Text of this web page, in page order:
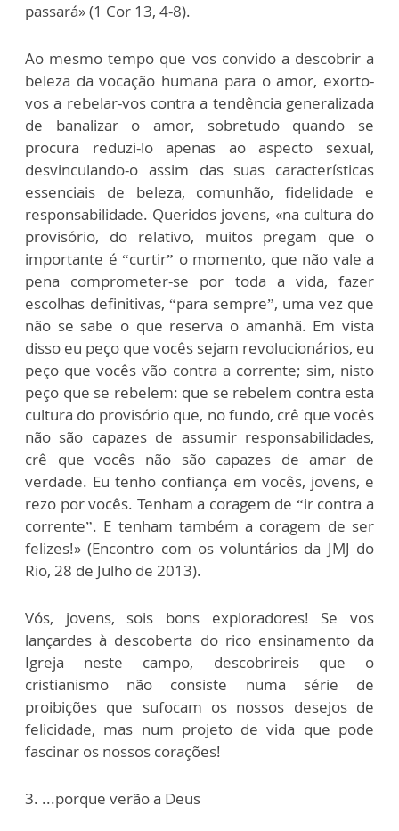
passará» (1 Cor 13, 4-8).
Ao mesmo tempo que vos convido a descobrir a
beleza da vocação humana para o amor, exorto-
vos a rebelar-vos contra a tendência generalizada
de banalizar o amor, sobretudo quando se
procura reduzi-lo apenas ao aspecto sexual,
desvinculando-o assim das suas características
essenciais de beleza, comunhão, fidelidade e
responsabilidade. Queridos jovens, «na cultura do
provisório, do relativo, muitos pregam que o
importante é “curtir” o momento, que não vale a
pena comprometer-se por toda a vida, fazer
escolhas definitivas, “para sempre”, uma vez que
não se sabe o que reserva o amanhã. Em vista
disso eu peço que vocês sejam revolucionários, eu
peço que vocês vão contra a corrente; sim, nisto
peço que se rebelem: que se rebelem contra esta
cultura do provisório que, no fundo, crê que vocês
não são capazes de assumir responsabilidades,
crê que vocês não são capazes de amar de
verdade. Eu tenho confiança em vocês, jovens, e
rezo por vocês. Tenham a coragem de “ir contra a
corrente”. E tenham também a coragem de ser
felizes!» (Encontro com os voluntários da JMJ do
Rio, 28 de Julho de 2013).
Vós, jovens, sois bons exploradores! Se vos
lançardes à descoberta do rico ensinamento da
Igreja neste campo, descobrireis que o
cristianismo não consiste numa série de
proibições que sufocam os nossos desejos de
felicidade, mas num projeto de vida que pode
fascinar os nossos corações!
3. ...porque verão a Deus